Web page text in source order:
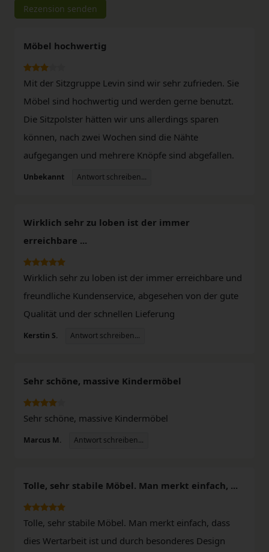
Rezension senden
Möbel hochwertig
Mit der Sitzgruppe Levin sind wir sehr zufrieden. Sie
Möbel sind hochwertig und werden gerne benutzt.
Die Sitzpolster hätten wir uns allerdings sparen
können, nach zwei Wochen sind die Nähte
aufgegangen und mehrere Knöpfe sind abgefallen.
Unbekannt Antwort schreiben...
Wirklich sehr zu loben ist der immer
erreichbare ...
Wirklich sehr zu loben ist der immer erreichbare und
freundliche Kundenservice, abgesehen von der gute
Qualität und der schnellen Lieferung
Kerstin S. Antwort schreiben...
Sehr schöne, massive Kindermöbel
Sehr schöne, massive Kindermöbel
Marcus M. Antwort schreiben...
Tolle, sehr stabile Möbel. Man merkt einfach, ...
Tolle, sehr stabile Möbel. Man merkt einfach, dass
dies Wertarbeit ist und durch besonderes Design